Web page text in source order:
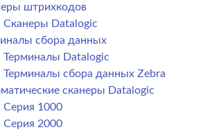
штрихкодов
Сканеры Datalogic
сбора данных
Терминалы Datalogic
Терминалы сбора данных Zebra
сканеры Datalogic
Серия 1000
Серия 2000